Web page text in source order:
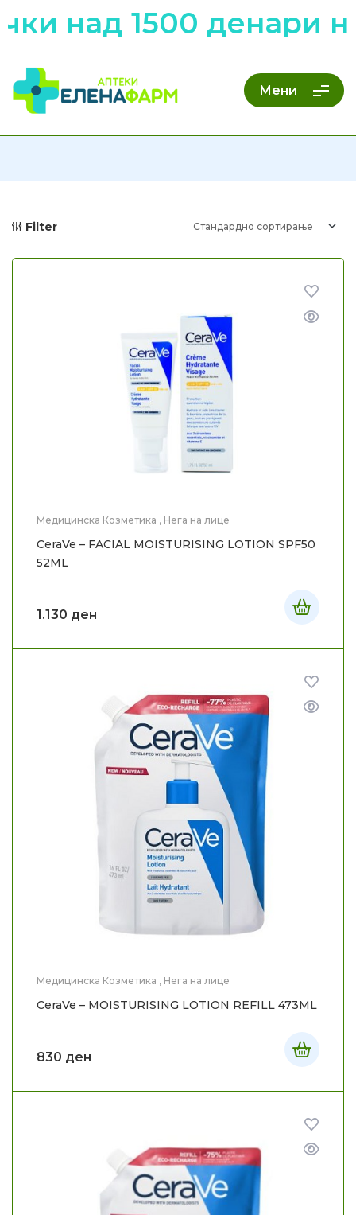
1500 денари низ
Мени
Filter
Медицинска Козметика , Нега на лице
CeraVe – FACIAL MOISTURISING LOTION SPF50
52ML
1.130 ден
Медицинска Козметика , Нега на лице
CeraVe – MOISTURISING LOTION REFILL 473ML
830 ден